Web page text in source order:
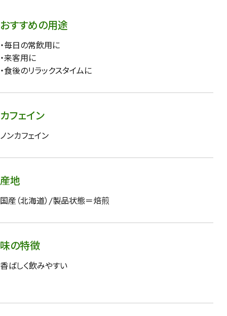
おすすめの用途
・毎日の常飲用に
・来客用に
・食後のリラックスタイムに
カフェイン
ノンカフェイン
産地
国産（北海道）/製品状態＝焙煎
味の特徴
香ばしく飲みやすい